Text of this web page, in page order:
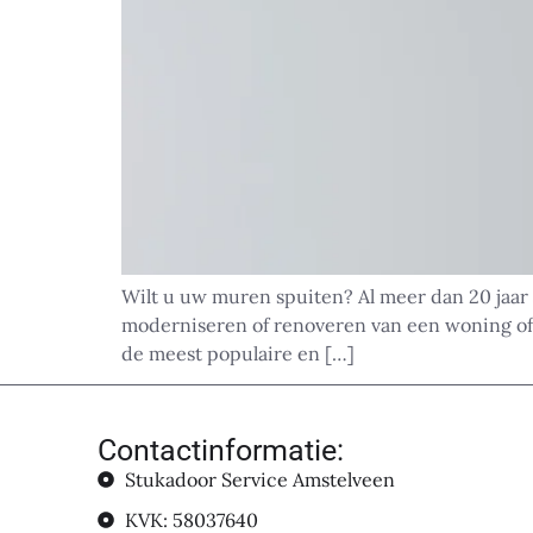
Wilt u uw muren spuiten? Al meer dan 20
moderniseren of renoveren van een woning
de meest populaire en […]
Contactinformatie:
Stukadoor Service Amstelveen
KVK: 58037640